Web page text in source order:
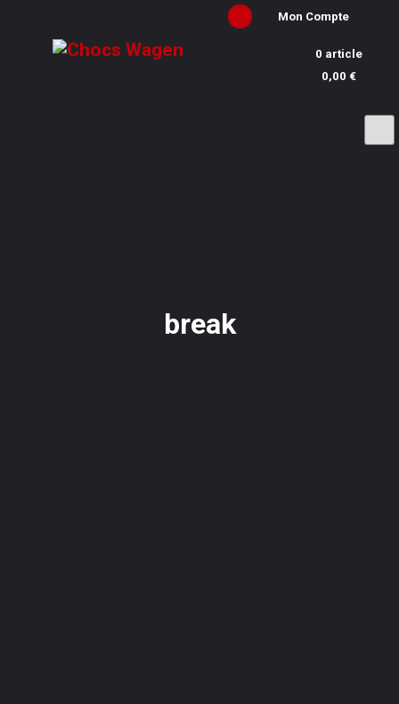
Mon Compte
0 article
0,00 €
break